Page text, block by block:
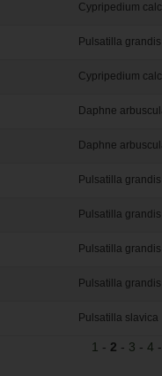
Cypripedium
Pulsatilla grandis
Cypripedium
Daphne
Daphne
Pulsatilla grandis
Pulsatilla grandis
Pulsatilla grandis
Pulsatilla grandis
Pulsatilla slavica
1 - 2 - 3 - 4